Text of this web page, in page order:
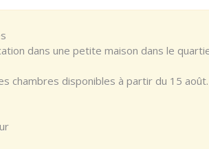
dans une petite maison dans le
chambres disponibles à partir du 15 août.